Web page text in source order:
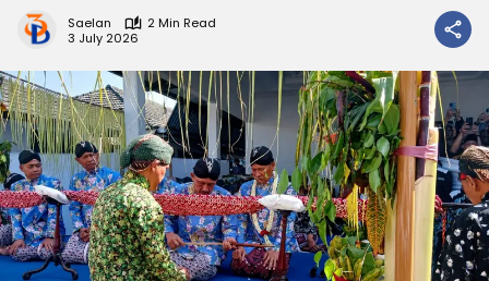
Saelan
2 Min Read
3 July 2026